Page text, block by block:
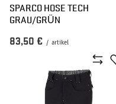
SPARCO HOSE TECH
GRAU/GRÜN
83,50 € / artikel